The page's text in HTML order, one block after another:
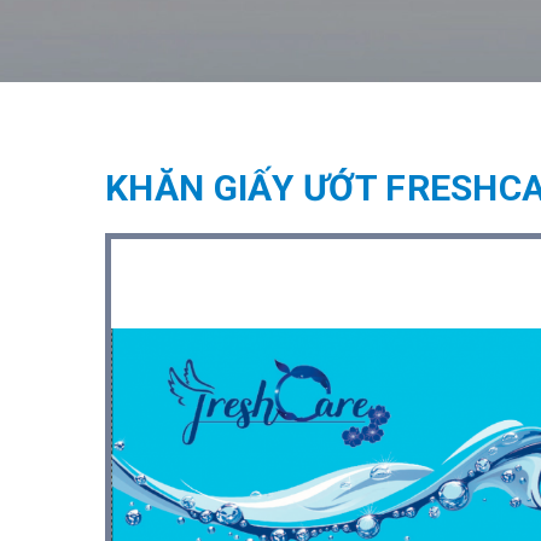
KHĂN GIẤY ƯỚT